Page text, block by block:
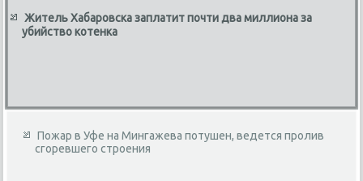
Житель Хабаровска заплатит почти два миллиона за
убийство котенка
Пожар в Уфе на Мингажева потушен, ведется пролив
сгоревшего строения